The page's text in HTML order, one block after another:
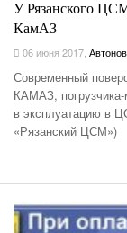
У Рязанского
КамАЗ
06 июня 2017
Современный
КАМАЗ,
в эксплуатацию в
«Рязанский ЦСМ»)